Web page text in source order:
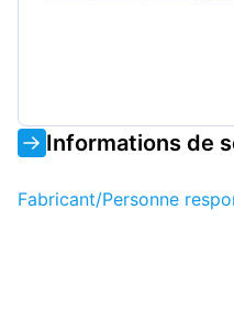
Informations de
Fabricant/Personne